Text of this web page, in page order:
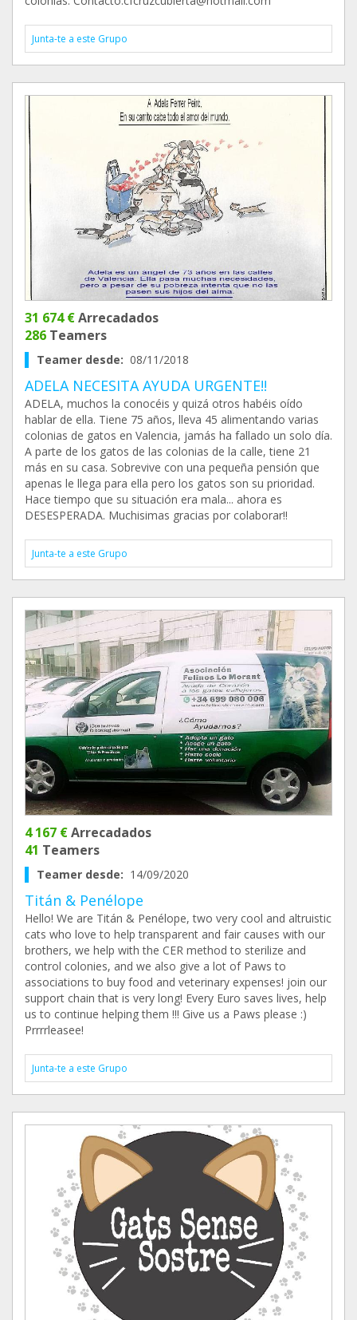
Junta-te a este Grupo
31 674 €Arrecadados
286 Teamers
Teamer desde: 08/11/2018
ADELA NECESITA AYUDA URGENTE!!
ADELA, muchos la conocéis y quizá otros habéis oído
hablar de ella. Tiene 75 años, lleva 45 alimentando varias
colonias de gatos en Valencia, jamás ha fallado un solo día.
A parte de los gatos de las colonias de la calle, tiene 21
más en su casa. Sobrevive con una pequeña pensión que
apenas le llega para ella pero los gatos son su prioridad.
Hace tiempo que su situación era mala... ahora es
DESESPERADA. Muchisimas gracias por colaborar!!
Junta-te a este Grupo
4 167 €Arrecadados
41 Teamers
Teamer desde: 14/09/2020
Titán & Penélope
Hello! We are Titán & Penélope, two very cool and altruistic
cats who love to help transparent and fair causes with our
brothers, we help with the CER method to sterilize and
control colonies, and we also give a lot of Paws to
associations to buy food and veterinary expenses! join our
support chain that is very long! Every Euro saves lives, help
us to continue helping them !!! Give us a Paws please :)
Prrrrleasee!
Junta-te a este Grupo